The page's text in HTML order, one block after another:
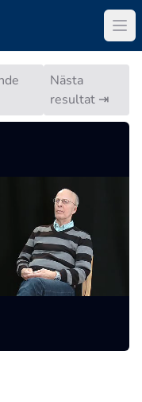
Nästa
resultat ⇥